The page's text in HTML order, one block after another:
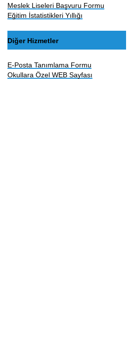
Meslek Liseleri Başvuru Formu
Eğitim İstatistikleri Yıllığı
Diğer Hizmetler
E-Posta Tanımlama Formu
Okullara Özel WEB Sayfası